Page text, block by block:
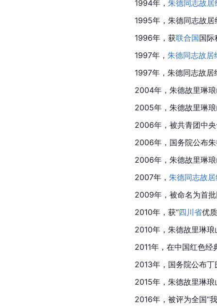
1994年， 朱德同志故居
1995年，朱德同志故
1996年，获联合国国际
1997年， 朱德同志故居
1997年，朱德同志故
2004年，朱德故里琳
2005年，朱德故里琳
2006年，被共青团中
2006年，国务院公布
2006年，朱德故里琳
2007年， 朱德同志故
2009年，被命名为首
2010年，获“四川省优
2010年，朱德故里琳
2011年，在中国红色经
2013年，国务院公布
2015年，朱德故里琳
2016年，被评为全国“